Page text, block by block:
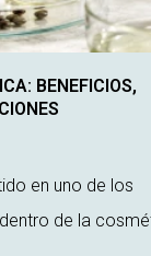
BENEFICIOS,
en uno de los
de la